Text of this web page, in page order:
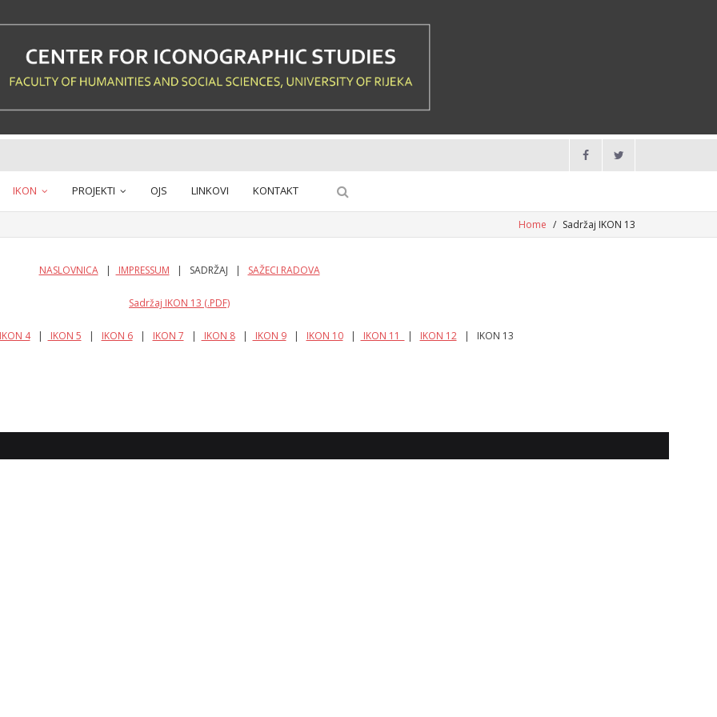
IKON PROJEKTI OJS LINKOVI KONTAKT
Home / Sadržaj IKON 13
NASLOVNICA| IMPRESSUM | SADRŽAJ | SAŽECI RADOVA
Sadržaj IKON 13 (.PDF)
IKON 4| IKON 5 | IKON 6| IKON 7 | IKON 8| IKON 9| IKON 10| IKON 11 | IKON 12| IKON 13